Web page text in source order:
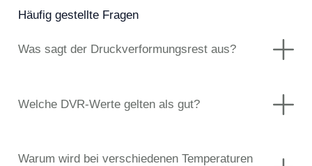
Häufig gestellte Fragen
Was sagt der Druckverformungsrest aus?
Welche DVR-Werte gelten als gut?
Warum wird bei verschiedenen Temperaturen